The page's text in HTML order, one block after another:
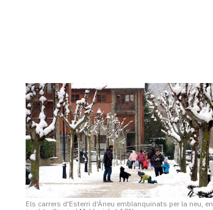
Els carrers d'Esterri d'Àneu emblanquinats per la neu, en